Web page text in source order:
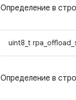
Определение в
uint8_t
Определение в